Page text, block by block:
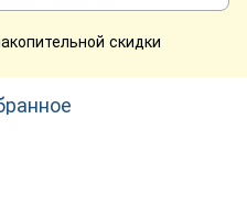
скидки